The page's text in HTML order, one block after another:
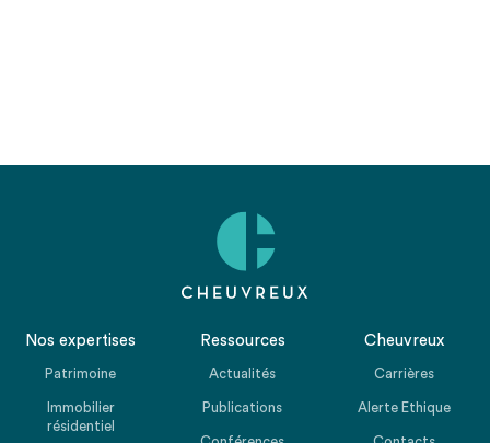
Nos expertises
Patrimoine
Immobilier
résidentiel
Ressources
Actualités
Publications
Cheuvreux
Carrières
Alerte Ethique